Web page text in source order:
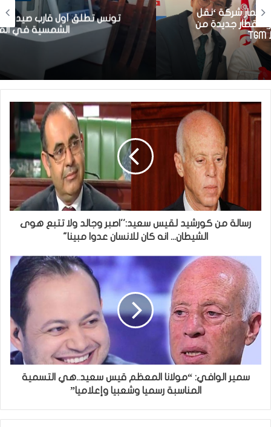
تونس تطلق أول قارب صيد كهربائي يعمل بالطاقة
الشمسية في المتوسط
رسالة من كورشيد لقيس سعيد:''اصبر وجالد ولا تتبع هوى
الشيطان... انه كان للانسان عدوا مبينا"
سمير الوافي: “مولانا المعظم قيس سعيد..هي التسمية
المناسبة رسميا وشعبيا وإعلاميا”